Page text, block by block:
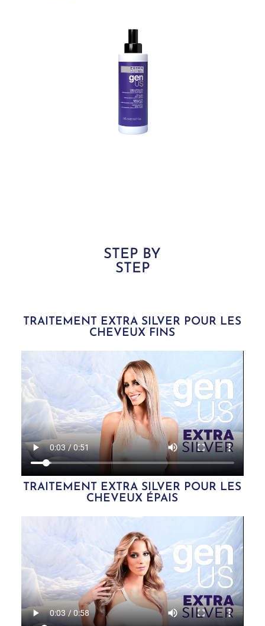
STEP BY
STEP
TRAITEMENT EXTRA SILVER POUR LES
CHEVEUX FINS
TRAITEMENT EXTRA SILVER POUR LES
CHEVEUX ÉPAIS